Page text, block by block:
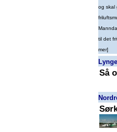
og skal
til det
mer]
Så